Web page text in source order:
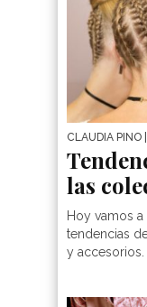
CLAUDIA PINO
las
Hoy vamos
tendencias
y accesorios.